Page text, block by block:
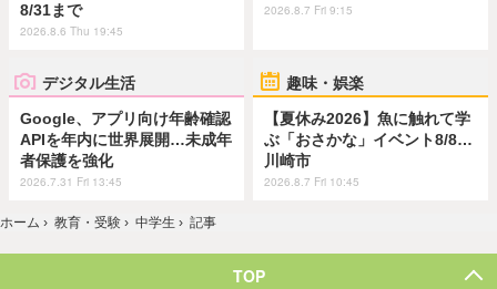
8/31まで
2026.8.6 Thu 19:45
2026.8.7 Fri 9:15
デジタル生活
Google、アプリ向け年齢確認
APIを年内に世界展開…未成年
者保護を強化
2026.7.31 Fri 13:45
趣味・娯楽
【夏休み2026】魚に触れて学
ぶ「おさかな」イベント8/8…
川崎市
2026.8.7 Fri 10:45
ホーム › 教育・受験 › 中学生 › 記事
TOP